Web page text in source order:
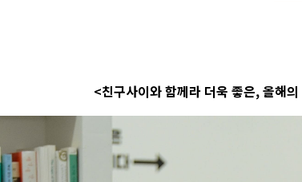
<친구사이와 함께라 더욱 좋은, 올해